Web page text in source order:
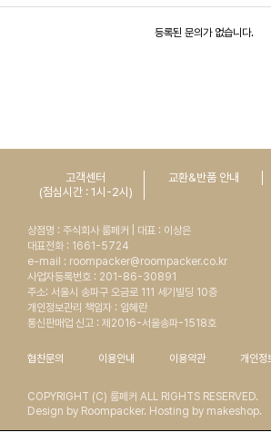
BROWN
등록된 문의가 없습니다.
고객센터
(점심시간 : 1시-2시)
교환&반품 안내
상점명 : 주식회사 룸페커 | 대표 : 이상은
대표전화 : 1661-5724
e-mail : roompacker@roompacker.co.kr
사업자등록번호 : 201-86-30891
주소: 서울시 송파구 오금로 111 세기빌딩 10층
개인정보관리 책임자 : 임혜란
통신판매업 신고 : 제2016-서울송파-1518호
협찬문의 이용안내 이용약관 개인정
COPYRIGHT (C) 룸페커 ALL RIGHTS RESERVED.
Design by Roompacker. Hosting by makeshop.